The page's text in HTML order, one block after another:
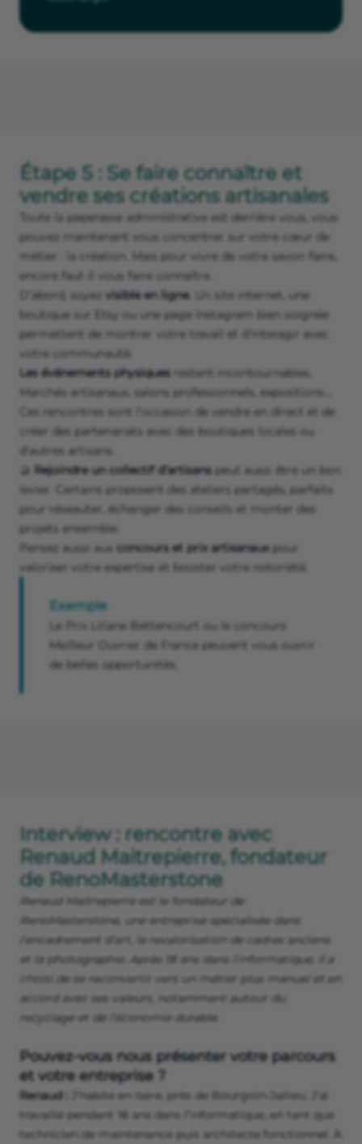
Étape 5 : Se faire connaître et
vendre ses créations artisanales
Toute la paperasse administrative est derrière vous, vous
pouvez maintenant vous concentrer sur votre cœur de
métier : la création. Mais pour vivre de votre savoir-faire,
encore faut-il vous faire connaître.
D’abord, soyez visible en ligne. Un site internet, une
boutique sur Etsy ou une page Instagram bien soignée
permettent de montrer votre travail et d'interagir avec
votre communauté.
Les événements physiques restent incontournables.
Marchés artisanaux, salons professionnels, expositions…
Ces rencontres sont l’occasion de vendre en direct et de
créer des partenariats avec des boutiques locales ou
d’autres artisans.
🤝 Rejoindre un collectif d’artisans peut aussi être un bon
levier. Certains proposent des ateliers partagés, parfaits
pour réseauter, échanger des conseils et monter des
projets ensemble.
Pensez aussi aux concours et prix artisanaux pour
valoriser votre expertise et booster votre notoriété.
Exemple
Le Prix Liliane Bettencourt ou le concours
Meilleur Ouvrier de France peuvent vous ouvrir
de belles opportunités.
Interview : rencontre avec
Renaud Maitrepierre, fondateur
de RenoMasterstone
Renaud Maitrepierre est le fondateur de
RenoMasterstone, une entreprise spécialisée dans
l’encadrement d’art, la revalorisation de cadres anciens
et la photographie. Après 18 ans dans l’informatique, il a
choisi de se reconvertir vers un métier plus manuel et en
accord avec ses valeurs, notamment autour du
recyclage et de l’économie durable.
Pouvez-vous nous présenter votre parcours
et votre entreprise ?
Renaud :
J’habite en Isère, près de Bourgoin-Jallieu. J’ai
travaillé pendant 18 ans dans l’informatique, en tant que
technicien de maintenance puis architecte fonctionnel. À